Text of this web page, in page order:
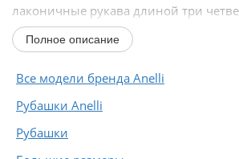
лаконичные рукава длиной три
дополненные аккуратными патами...
Полное описание
Все модели бренда Anelli
Рубашки Anelli
Рубашки